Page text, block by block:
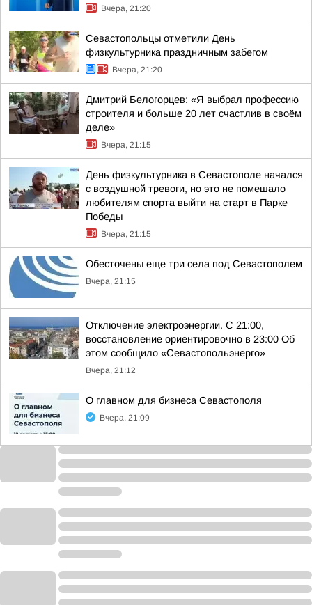
Вчера, 21:20
Севастопольцы отметили День
физкультурника праздничным забегом
Вчера, 21:20
Дмитрий Белогорцев: «Я выбрал профессию
строителя и больше 20 лет счастлив в своём
деле»
Вчера, 21:15
День физкультурника в Севастополе начался
с воздушной тревоги, но это не помешало
любителям спорта выйти на старт в Парке
Победы
Вчера, 21:15
Обесточены еще три села под Севастополем
Вчера, 21:15
Отключение электроэнергии. С 21:00,
восстановление ориентировочно в 23:00 Об
этом сообщило «Севастопольэнерго»
Вчера, 21:12
О главном для бизнеса Севастополя
Вчера, 21:09